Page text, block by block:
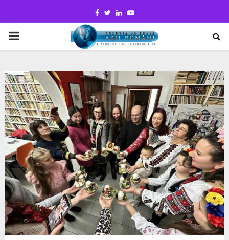
Facebook
TwitterLinkedinYoutube
PRIMARY